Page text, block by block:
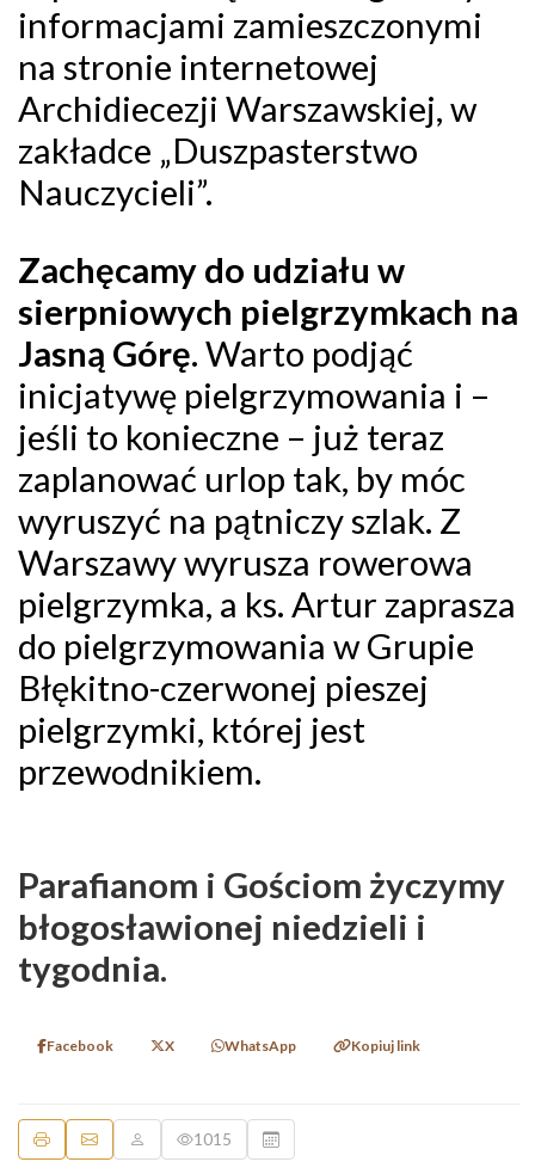
informacjami zamieszczonymi
na stronie internetowej
Archidiecezji Warszawskiej, w
zakładce „Duszpasterstwo
Nauczycieli”.
Zachęcamy do udziału w
sierpniowych pielgrzymkach na
Jasną Górę. Warto podjąć
inicjatywę pielgrzymowania i –
jeśli to konieczne – już teraz
zaplanować urlop tak, by móc
wyruszyć na pątniczy szlak. Z
Warszawy wyrusza rowerowa
pielgrzymka, a ks. Artur zaprasza
do pielgrzymowania w Grupie
Błękitno-czerwonej pieszej
pielgrzymki, której jest
przewodnikiem.
Parafianom i Gościom życzymy
błogosławionej niedzieli i
tygodnia.
Facebook X WhatsApp Kopiuj link
1015